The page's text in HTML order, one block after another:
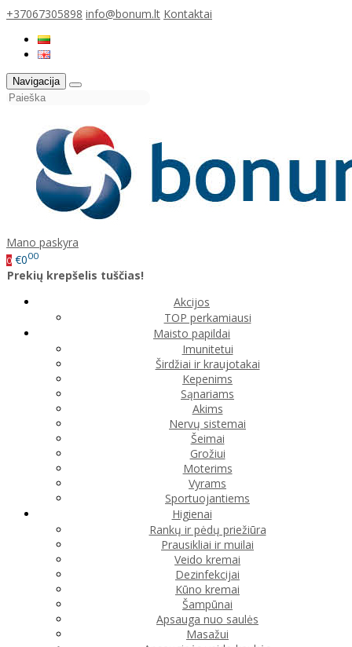
+37067305898 info@bonum.lt Kontaktai
Navigacija
Mano paskyra
0 €000
Prekių krepšelis tuščias!
Akcijos
TOP perkamiausi
Maisto papildai
Imunitetui
Širdžiai ir kraujotakai
Kepenims
Sąnariams
Akims
Nervų sistemai
Šeimai
Grožiui
Moterims
Vyrams
Sportuojantiems
Higienai
Rankų ir pėdų priežiūra
Prausikliai ir muilai
Veido kremai
Dezinfekcijai
Kūno kremai
Šampūnai
Apsauga nuo saulės
Masažui